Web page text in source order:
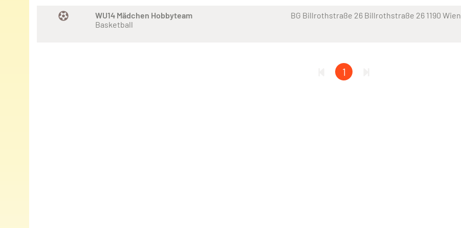
WU14 Mädchen Hobbyteam
Basketball
BG Billrothstraße 26 Billrothstraße 26 1190 Wien
1